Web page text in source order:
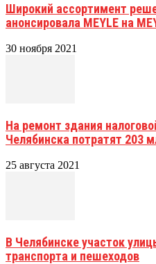
Широкий ассортимент
анонсировала MEYLE на
30 ноября 2021
На ремонт здания
Челябинска потратят 203
25 августа 2021
В Челябинске участок
транспорта и пешеходов